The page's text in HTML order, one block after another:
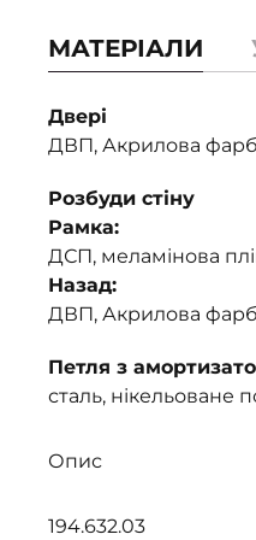
МАТЕРІАЛИ
Двері
ДВП, Акрилова
Розбуди стіну
Рамка:
ДСП, меламінова
Назад:
ДВП, Акрилова
Петля з
сталь, нікельоване
Опис
194.632.03